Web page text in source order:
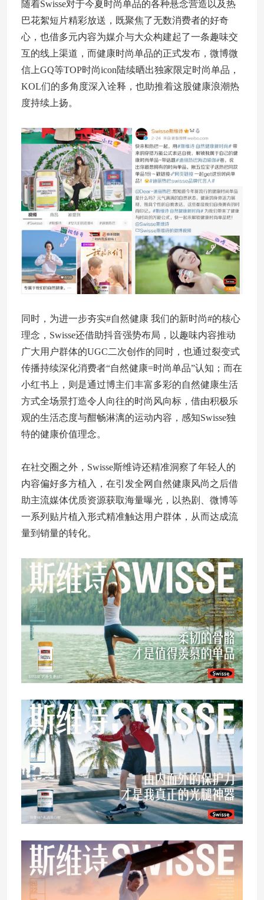
随着Swisse对于今夏时尚单品的各种悬念营造以及热
巴花絮短片精彩放送，既聚焦了无数消费者的好奇
心，也借多元内容为媒介与大众构建起了一条趣味交
互的线上渠道，而健康时尚单品的正式发布，微博微
信上GQ等TOP时尚icon陆续晒出独家限定时尚单品，
KOL们的多角度深入诠释，也助推着这股健康浪潮热
度持续上扬。
同时，为进一步夯实#自然健康 我们的新时尚#的核心
理念，Swisse还借助抖音强势布局，以趣味内容推动
广大用户群体的UGC二次创作的同时，也通过裂变式
传播持续深化消费者“自然健康=时尚单品”认知；而在
小红书上，则是通过博主们丰富多彩的自然健康生活
方式全场景打造令人向往的时尚风向标，借由积极乐
观的生活态度与酣畅淋漓的运动内容，感知Swisse独
特的健康价值理念。
在社交圈之外，Swisse斯维诗还精准洞察了年轻人的
内容偏好多方植入，在引发全网自然健康风尚之后借
助主流媒体优质资源获取海量曝光，以热剧、微博等
一系列贴片植入形式精准触达用户群体，从而达成流
量到销量的转化。